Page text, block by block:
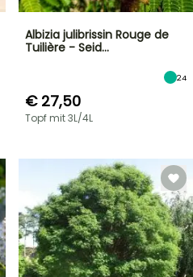
Albizia julibrissin Rouge de
Tuilière - Seid…
24
€ 27,50
Topf mit 3L/4L